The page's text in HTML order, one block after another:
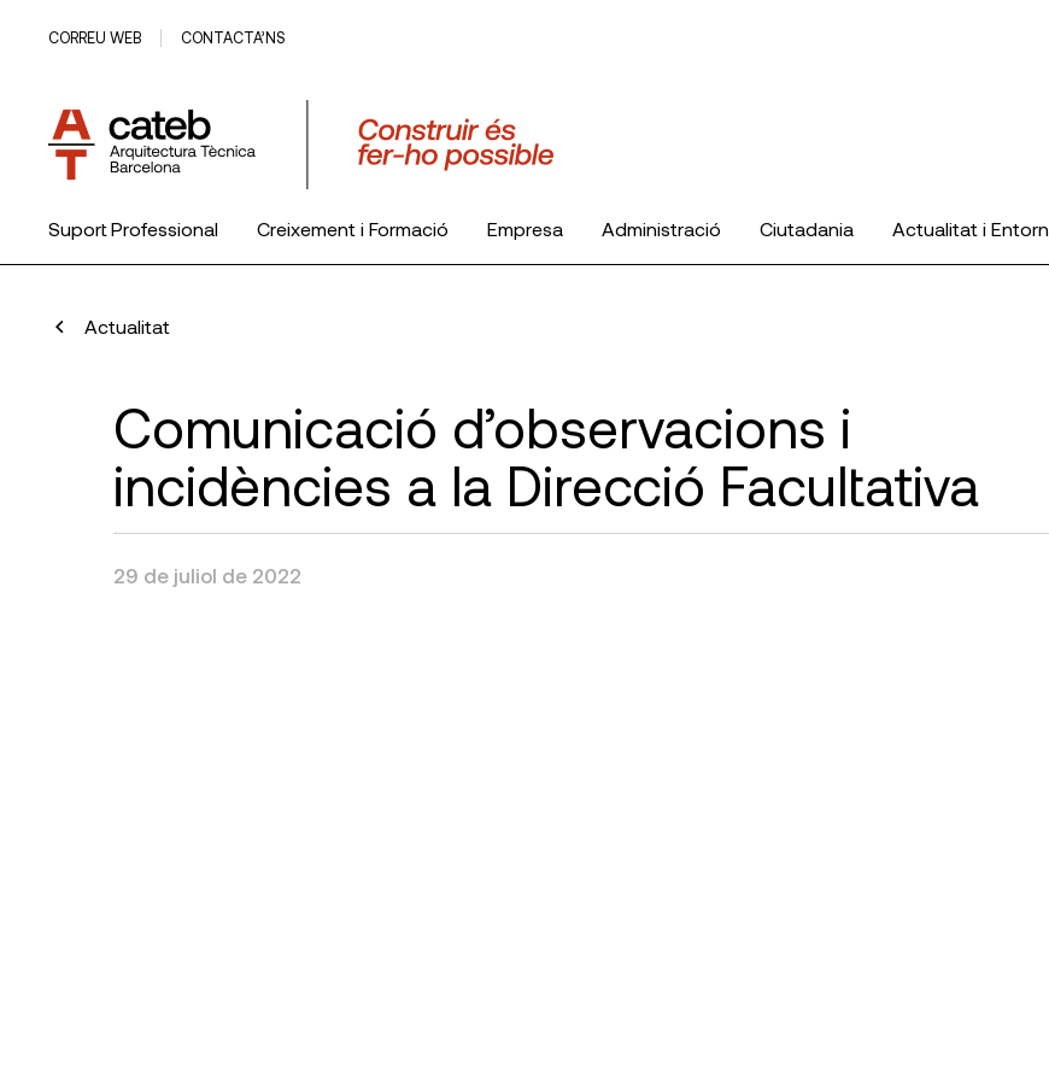
CORREU WEB CONTACTA’NS
Suport Professional Creixement i Formació Empresa Administració Ciutadania Actualitat i Entorn
Actualitat
Comunicació d’observacions i
incidències a la Direcció Facultativa
29 de juliol de 2022